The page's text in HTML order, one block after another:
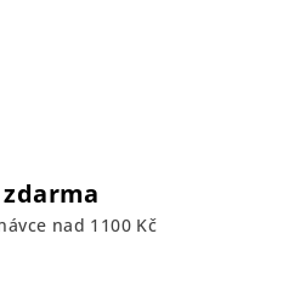
nad 1100 Kč